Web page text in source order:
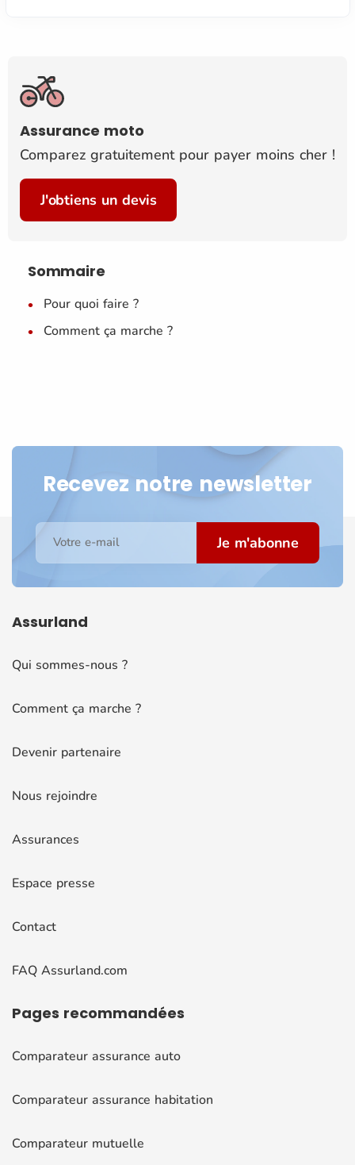
Assurance moto
Comparez gratuitement pour payer moins cher !
J'obtiens un devis
Sommaire
Pour quoi faire ?
Comment ça marche ?
Recevez notre newsletter
Votre e-mail Je m'abonne
Assurland
Qui sommes-nous ?
Comment ça marche ?
Devenir partenaire
Nous rejoindre
Assurances
Espace presse
Contact
FAQ Assurland.com
Pages recommandées
Comparateur assurance auto
Comparateur assurance habitation
Comparateur mutuelle